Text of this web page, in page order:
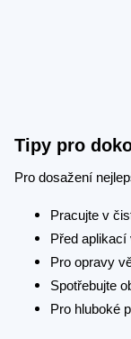
Tipy pro
Pro dosažení
Pracujte v
Před
Pro opravy
Spotřebujte
Pro hluboké